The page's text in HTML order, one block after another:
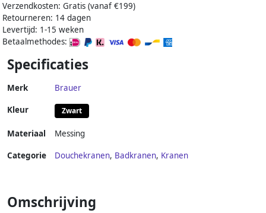
Verzendkosten: Gratis (vanaf €199)
Retourneren: 14 dagen
Levertijd: 1-15 weken
Betaalmethodes:
Specificaties
Merk Brauer
Kleur Zwart
Materiaal Messing
Categorie Douchekranen, Badkranen, Kranen
Omschrijving